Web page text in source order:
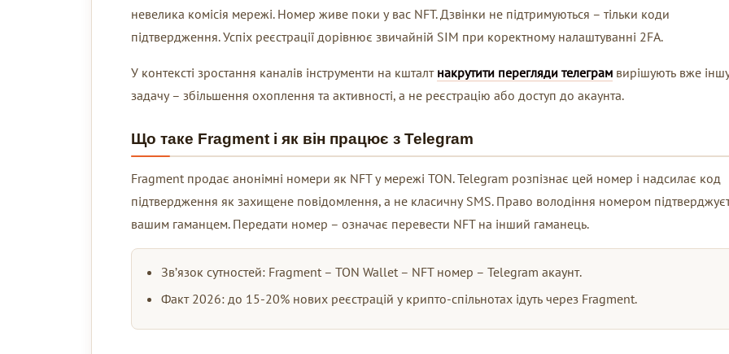
невелика комісія мережі. Номер живе поки у вас NFT. Дзвінки не підтримуються – тільки коди
підтвердження. Успіх реєстрації дорівнює звичайній SIM при коректному налаштуванні 2FA.
У контексті зростання каналів інструменти на кшталт накрутити перегляди телеграм вирішують вже
задачу – збільшення охоплення та активності, а не реєстрацію або доступ до акаунта.
Що таке Fragment і як він працює з Telegram
Fragment продає анонімні номери як NFT у мережі TON. Telegram розпізнає цей номер і надсилає код
підтвердження як захищене повідомлення, а не класичну SMS. Право володіння номером
вашим гаманцем. Передати номер – означає перевести NFT на інший гаманець.
Зв’язок сутностей: Fragment – TON Wallet – NFT номер – Telegram акаунт.
Факт 2026: до 15-20% нових реєстрацій у крипто-спільнотах ідуть через Fragment.